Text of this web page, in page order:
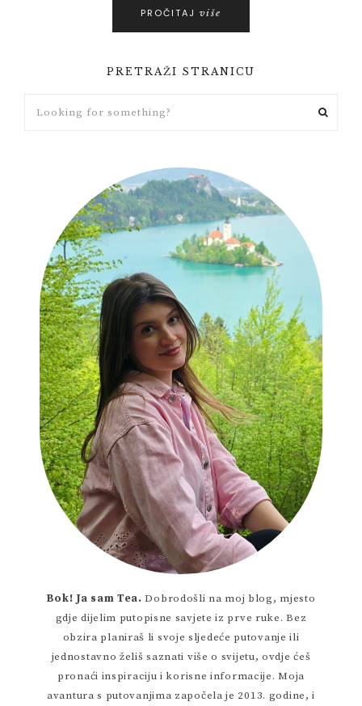
PROČITAJ više
PRETRAŽI STRANICU
Bok! Ja sam Tea.Dobrodošli na moj blog, mjesto
gdje dijelim putopisne savjete iz prve ruke. Bez
obzira planiraš li svoje sljedeće putovanje ili
jednostavno želiš saznati više o svijetu, ovdje ćeš
pronaći inspiraciju i korisne informacije. Moja
avantura s putovanjima započela je 2013. godine, i